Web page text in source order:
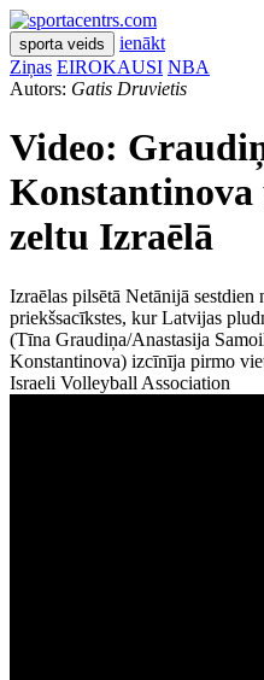
sporta veids
ienākt
Ziņas EIROKAUSI NBA
Autors: Gatis Druvietis
Video:
Konstantinova
zeltu Izraēlā
Izraēlas pilsētā Netānijā
priekšsacīkstes, kur Latvijas
(Tīna Graudiņa/Anastasija
Konstantinova) izcīnīja pirmo
Israeli Volleyball Association